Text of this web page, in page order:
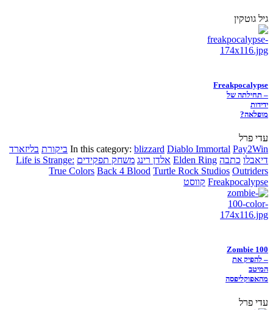
גיל גוטקין
Freakpocalypse
– תחילתה של
ידידות
מופלאה?
עדי פרל
In this category: blizzard Diablo Immortal Pay2Win ביקורת בליזארד
דיאבלו כתבה Elden Ring אלדן רינג משחק תפקידים Life is Strange:
True Colors Back 4 Blood Turtle Rock Studios Outriders
Freakpocalypse קווסט
Zombie 100
– להפיק את
המיטב
מהאפוקליפסה
עדי פרל